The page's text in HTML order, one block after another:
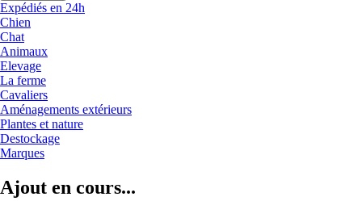
Expédiés en 24h
Chien
Chat
Animaux
Elevage
La ferme
Cavaliers
Aménagements extérieurs
Plantes et nature
Destockage
Marques
Ajout en cours...